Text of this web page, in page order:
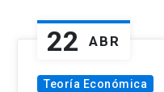
22 ABR
Teoría Económica